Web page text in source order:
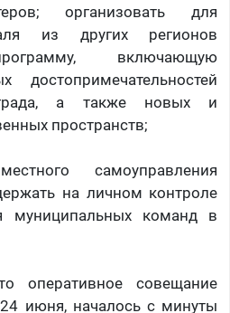
организовать для
из других регионов
включающую
достопримечательностей
а также новых и
пространств;
самоуправления
на личном контроле
муниципальных команд в
оперативное совещание
24 июня, началось с минуты